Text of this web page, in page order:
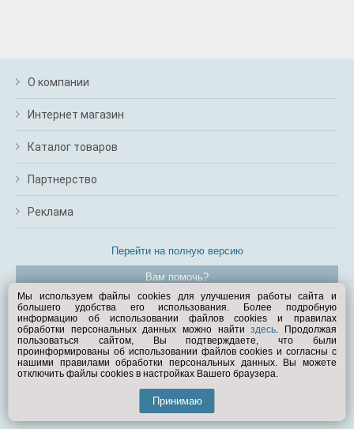
О компании
Интернет магазин
Каталог товаров
Партнерство
Реклама
Перейти на полную версию
Вам помочь?
© Exist.ru 1998—2026
Мы используем файлы cookies для улучшения работы сайта и
большего удобства его использования. Более подробную
информацию об использовании файлов cookies и правилах
обработки персональных данных можно найтиздесь. Продолжая
пользоваться сайтом, Вы подтверждаете, что были
проинформированы об использовании файлов cookies и согласны с
нашими правилами обработки персональных данных. Вы можете
отключить файлы cookies в настройках Вашего браузера.
Принимаю